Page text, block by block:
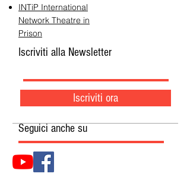
INTiP International
Network Theatre in
Prison
Iscriviti alla Newsletter
Iscriviti ora
Seguici anche su